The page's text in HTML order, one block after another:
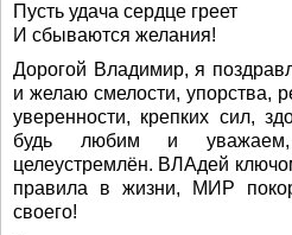
Пусть удача сердце греет
И сбываются желания!
Дорогой Владимир, я
и желаю смелости, упорства,
уверенности, крепких сил,
будь любим и
целеустремлён. ВЛАдей
правила в жизни, МИР
своего!